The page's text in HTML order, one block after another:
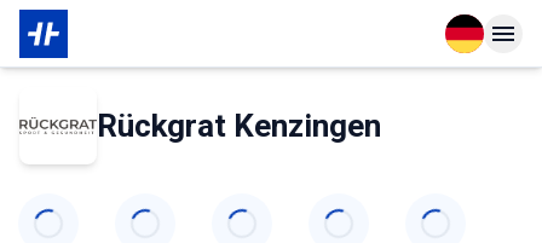
OpenOpen
Das Wichtigste zur Mitgliedschaft
Rückgrat Kenzingen
Categories